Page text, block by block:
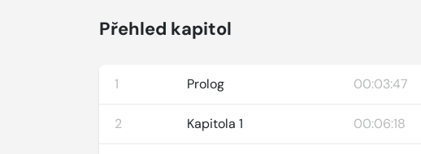
Přehled kapitol
1 Prolog 00:03:47
2 Kapitola 1 00:06:18